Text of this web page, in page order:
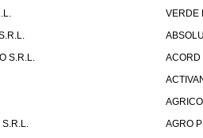
VERDE
S.R.L.
ACORD
S.R.L.
AGRO